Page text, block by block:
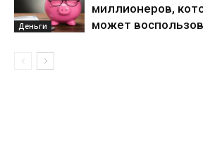
Деньги
миллионеров,
может